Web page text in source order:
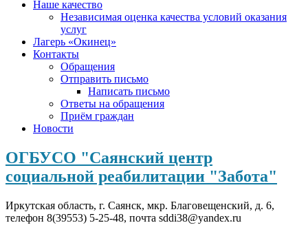
Наше качество
Независимая оценка качества условий оказания
услуг
Лагерь «Окинец»
Контакты
Обращения
Отправить письмо
Написать письмо
Ответы на обращения
Приём граждан
Новости
ОГБУСО "Саянский центр
социальной реабилитации "Забота"
Иркутская область, г. Саянск, мкр. Благовещенский, д. 6,
телефон 8(39553) 5-25-48, почта sddi38@yandex.ru